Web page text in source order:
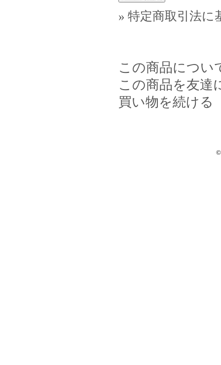
» 特定商取引法に
この商品につい
この商品を友達
買い物を続ける
©